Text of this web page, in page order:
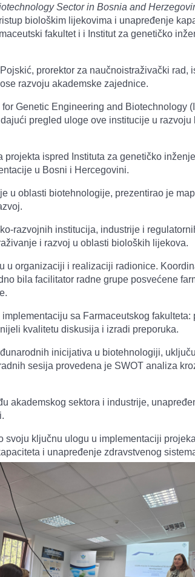
Sector in Bosnia and
biološkim lijekovima i unapređenje
fakultet i i Institut za genetičko
prorektor za naučnoistraživački
razvoju akademske zajednice.
Genetic Engineering and Biotechnology
pregled uloge ove institucije u
ispred Instituta za genetičko
u Bosni i Hercegovini.
u oblasti biotehnologije, prezentirao je
razvojnih institucija, industrije i
i razvoj u oblasti bioloških lijekova.
organizaciji i realizaciji radionice.
bila facilitator radne grupe posvećene
sa Farmaceutskog fakulteta:
kvalitetu diskusija i izradi preporuka.
inicijativa u biotehnologiji,
sesija provedena je SWOT analiza
akademskog sektora i industrije,
ključnu ulogu u implementaciji
i unapređenje zdravstvenog